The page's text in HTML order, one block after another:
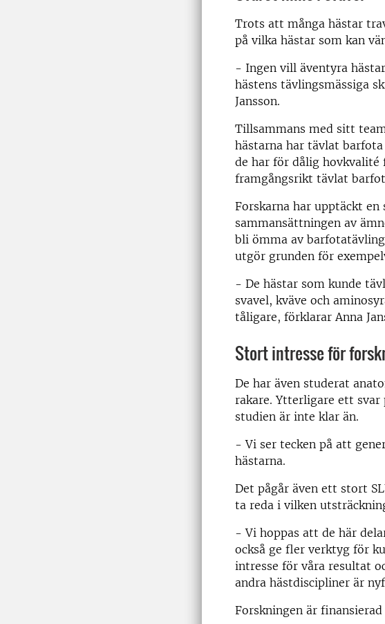
Trots att många hästar
på vilka hästar som kan
- Ingen vill äventyra
hästens tävlingsmässiga
Jansson.
Tillsammans med sitt
hästarna har tävlat
de har för dålig hovkvalité
framgångsrikt tävlat
Forskarna har upptäckt
sammansättningen av
bli ömma av
utgör grunden för
- De hästar som kunde
svavel, kväve och
tåligare, förklarar Anna
Stort intresse för
De har även studerat
rakare. Ytterligare ett svar
studien är inte klar än.
- Vi ser tecken på att
hästarna.
Det pågår även ett stort
ta reda i vilken
- Vi hoppas att de här
också ge fler verktyg för
intresse för våra resultat
andra hästdiscipliner är
Forskningen är